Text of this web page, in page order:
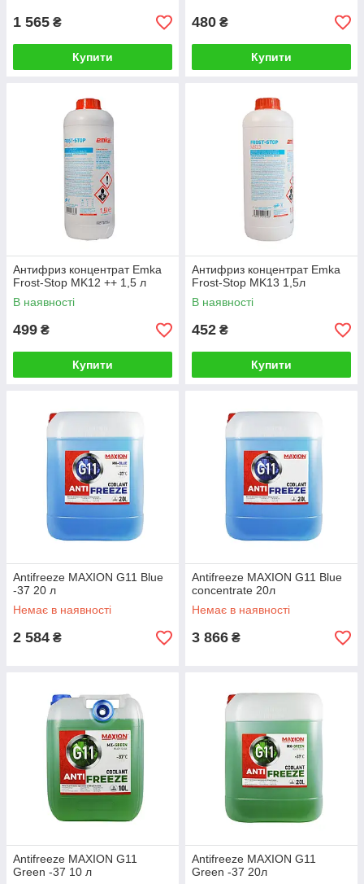
1 565 ₴
Купити
480 ₴
Купити
Антифриз концентрат Emka
Frost-Stop MK12 ++ 1,5 л
В наявності
499 ₴
Купити
Антифриз концентрат Emka
Frost-Stop MK13 1,5л
В наявності
452 ₴
Купити
Antifreeze MAXION G11 Blue
-37 20 л
Немає в наявності
2 584 ₴
Antifreeze MAXION G11 Blue
concentrate 20л
Немає в наявності
3 866 ₴
Antifreeze MAXION G11
Green -37 10 л
Antifreeze MAXION G11
Green -37 20л